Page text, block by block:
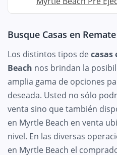
Busque Casas en
Los distintos tipos decasas
Beach nos brindan la
amplia gama de opciones
deseada. Usted no sólo
venta sino que también
en Myrtle Beach en venta
nivel. En las diversas
en Myrtle Beach el